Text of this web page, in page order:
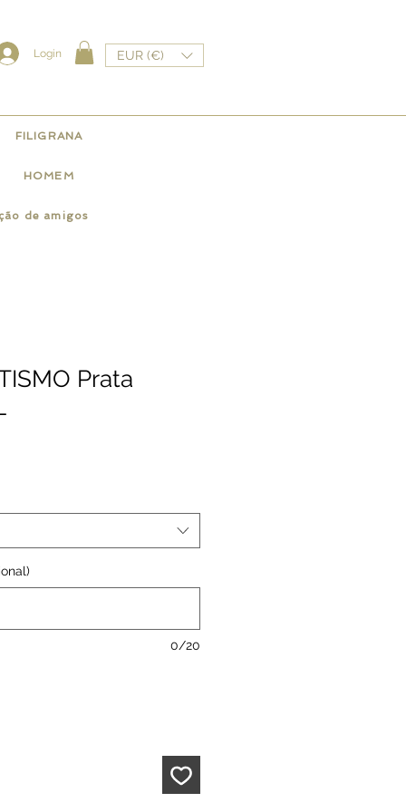
Login EUR (€)
FILIGRANA
HOMEM
de amigos
Prata
0/20